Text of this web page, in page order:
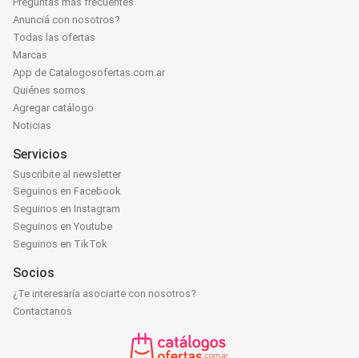
Anunciá con nosotros?
Todas las ofertas
Marcas
App de Catalogosofertas.com.ar
Quiénes somos
Agregar catálogo
Noticias
Servicios
Suscribite al newsletter
Seguinos en Facebook
Seguinos en Instagram
Seguinos en Youtube
Seguinos en TikTok
Socios
¿Te interesaría asociarte con nosotros?
Contactanos